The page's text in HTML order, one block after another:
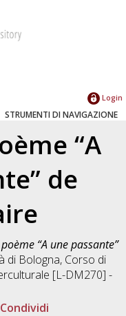
Login
STRUMENTI DI NAVIGAZIONE
“A
de
“A une passante”
di Bologna, Corso di
[L-DM270] -
Condividi